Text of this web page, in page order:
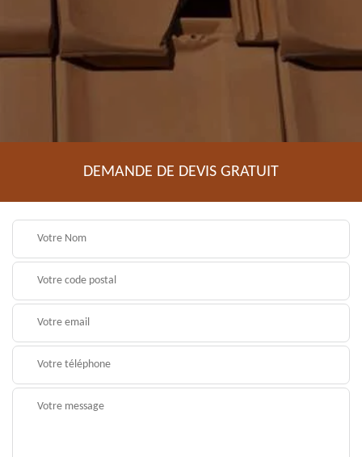
DEMANDE DE DEVIS GRATUIT